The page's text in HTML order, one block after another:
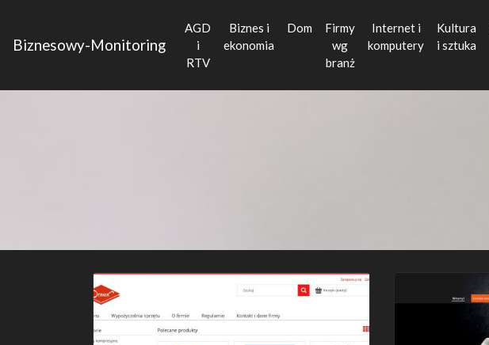
Biznesowy-Monitoring
AGD
i
RTV
Biznes i
ekonomia
Dom
Firmy
wg
branż
Internet i
komputery
Kultura
i sztuka